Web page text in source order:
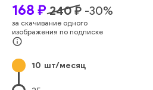
168 ₽ 240₽ -30%
за скачивание одного
изображения по подписке
info_outline
10 шт/месяц